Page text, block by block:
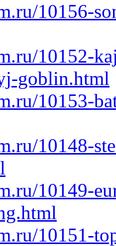
10156-
10152-
goblin.html
10153-
10148-
10149-
10151-